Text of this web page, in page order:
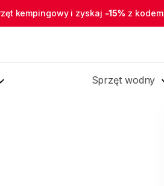
kempingowy i zyskaj -15% z kodem
Sprzęt wodny